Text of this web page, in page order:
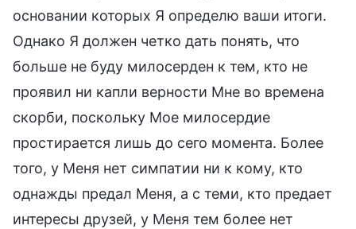
основании которых Я определю ваши итоги.
Однако Я должен четко дать понять, что
больше не буду милосерден к тем, кто не
проявил ни капли верности Мне во времена
скорби, поскольку Мое милосердие
простирается лишь до сего момента. Более
того, у Меня нет симпатии ни к кому, кто
однажды предал Меня, а с теми, кто предает
интересы друзей, у Меня тем более нет